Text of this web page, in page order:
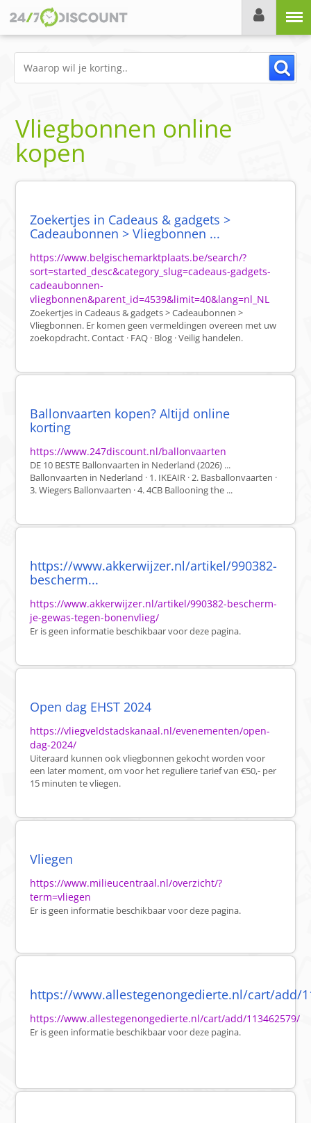
Vliegbonnen online
kopen
Zoekertjes in Cadeaus & gadgets >
Cadeaubonnen > Vliegbonnen ...
https://www.belgischemarktplaats.be/search/?
sort=started_desc&category_slug=cadeaus-gadgets-
cadeaubonnen-
vliegbonnen&parent_id=4539&limit=40&lang=nl_NL
Zoekertjes in Cadeaus & gadgets > Cadeaubonnen >
Vliegbonnen. Er komen geen vermeldingen overeen met uw
zoekopdracht. Contact · FAQ · Blog · Veilig handelen.
Ballonvaarten kopen? Altijd online
korting
https://www.247discount.nl/ballonvaarten
DE 10 BESTE Ballonvaarten in Nederland (2026) ...
Ballonvaarten in Nederland · 1. IKEAIR · 2. Basballonvaarten ·
3. Wiegers Ballonvaarten · 4. 4CB Ballooning the ...
https://www.akkerwijzer.nl/artikel/990382-
bescherm...
https://www.akkerwijzer.nl/artikel/990382-bescherm-
je-gewas-tegen-bonenvlieg/
Er is geen informatie beschikbaar voor deze pagina.
Open dag EHST 2024
https://vliegveldstadskanaal.nl/evenementen/open-
dag-2024/
Uiteraard kunnen ook vliegbonnen gekocht worden voor
een later moment, om voor het reguliere tarief van €50,- per
15 minuten te vliegen.
Vliegen
https://www.milieucentraal.nl/overzicht/?
term=vliegen
Er is geen informatie beschikbaar voor deze pagina.
https://www.allestegenongedierte.nl/cart/add/
https://www.allestegenongedierte.nl/cart/add/113462579/
Er is geen informatie beschikbaar voor deze pagina.